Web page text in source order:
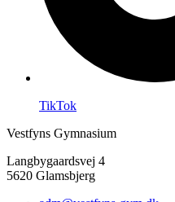
TikTok
Vestfyns Gymnasium
Langbygaardsvej 4
5620 Glamsbjerg